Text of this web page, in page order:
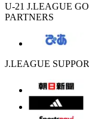
U-21 J.LEAGUE
PARTNERS
J.LEAGUE